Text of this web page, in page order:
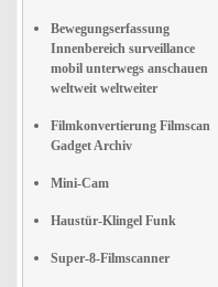
Bewegungserfassung
Innenbereich surveillance
mobil unterwegs anschauen
weltweit weltweiter
Filmkonvertierung Filmscan
Gadget Archiv
Mini-Cam
Haustür-Klingel Funk
Super-8-Filmscanner